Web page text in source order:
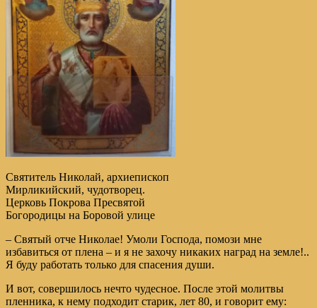
Святитель Николай, архиепископ
Мирликийский, чудотворец.
Церковь Покрова Пресвятой
Богородицы на Боровой улице
– Святый отче Николае! Умоли Господа, помози мне
избавиться от плена – и я не захочу никаких наград на земле!..
Я буду работать только для спасения души.
И вот, совершилось нечто чудесное. После этой молитвы
пленника, к нему подходит старик, лет 80, и говорит ему: